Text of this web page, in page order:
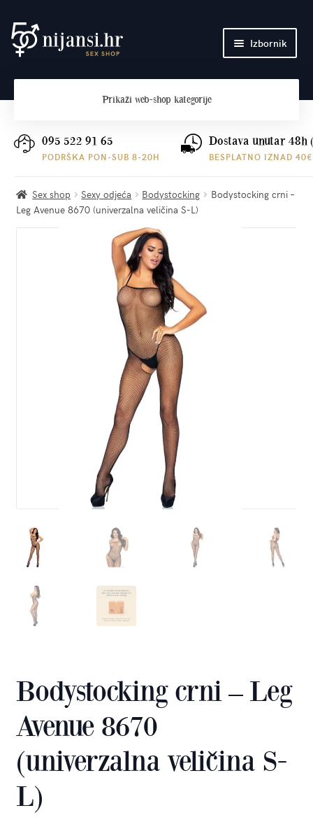
Preskoči
na
Skoči
do
Izbornik
Plaćanje i dostava
Prikaži web-shop kategorije
095 522 91 65
PODRŠKA PON-SUB 8-20H
Dostava unutar 48h
BESPLATNO IZNAD 40€
Sex shop Sexy odjeća Bodystocking
Bodystocking crni –
Leg Avenue 8670 (univerzalna veličina S-L)
Bodystocking crni – Leg
Avenue 8670
(univerzalna veličina S-
L)